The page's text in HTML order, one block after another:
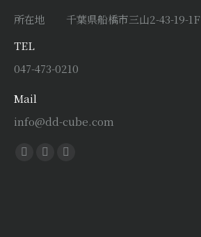
所在地 千葉県船橋市三山2-43-19-1F
TEL
047-473-0210
Mail
info@dd-cube.com
Find us on:
Facebook
X
Instagram